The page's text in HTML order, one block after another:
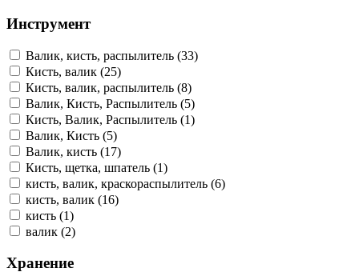
Инструмент
Валик, кисть, распылитель (33)
Кисть, валик (25)
Кисть, валик, распылитель (8)
Валик, Кисть, Распылитель (5)
Кисть, Валик, Распылитель (1)
Валик, Кисть (5)
Валик, кисть (17)
Кисть, щетка, шпатель (1)
кисть, валик, краскораспылитель (6)
кисть, валик (16)
кисть (1)
валик (2)
Хранение